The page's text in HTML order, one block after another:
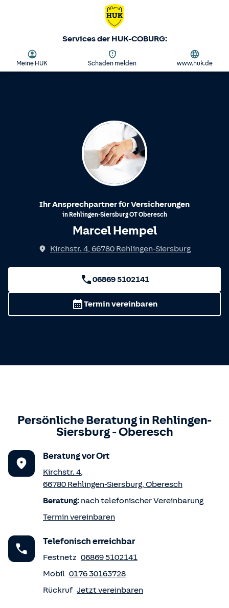
Services der HUK-COBURG:
Meine HUK Schaden melden www.huk.de
Ihr Ansprechpartner für Versicherungen
in Rehlingen-SiersburgOTOberesch
Marcel Hempel
Kirchstr. 4, 66780 Rehlingen-Siersburg
06869 5102141
Termin vereinbaren
Persönliche Beratung in Rehlingen-
Siersburg -Oberesch
Beratung vor Ort
Kirchstr. 4,
66780 Rehlingen-Siersburg, Oberesch
Beratung: nach telefonischer Vereinbarung
Termin vereinbaren
Telefonisch erreichbar
Festnetz 06869 5102141
Mobil 0176 30163728
Rückruf Jetzt vereinbaren